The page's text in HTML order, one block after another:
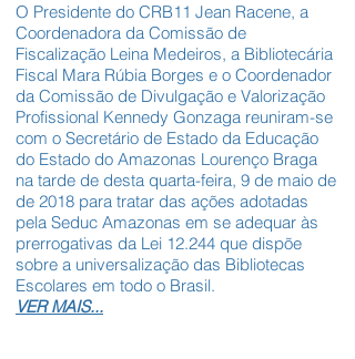
O Presidente do CRB11 Jean Racene, a
Coordenadora da Comissão de
Fiscalização Leina Medeiros, a Bibliotecária
Fiscal Mara Rúbia Borges e o Coordenador
da Comissão de Divulgação e Valorização
Profissional Kennedy Gonzaga reuniram-se
com o Secretário de Estado da Educação
do Estado do Amazonas Lourenço Braga
na tarde de desta quarta-feira, 9 de maio de
de 2018 para tratar das ações adotadas
pela Seduc Amazonas em se adequar às
prerrogativas da Lei 12.244 que dispõe
sobre a universalização das Bibliotecas
Escolares em todo o Brasil.
VER MAIS...